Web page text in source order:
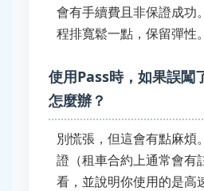
會有手續費且非保證成功
程排寬鬆一點，保留彈性。
使用Pass時，如果誤闖
怎麼辦？
別慌張，但這會有點麻煩
證（租車合約上通常會有
看，並說明你使用的是高